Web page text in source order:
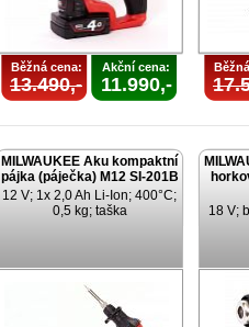
Běžná cena:
13.490,-
Akční cena:
11.990,-
MILWAUKEE Aku kompaktní
pájka (páječka) M12 SI-201B
12 V; 1x 2,0 Ah Li-Ion; 400°C;
0,5 kg; taška
18 V;